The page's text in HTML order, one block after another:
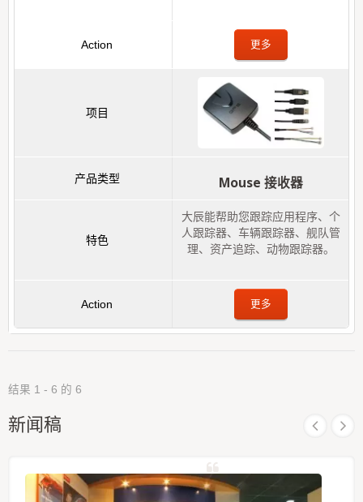
更多
Mouse 接收器
大辰能帮助您跟踪应用程序、个
人跟踪器、车辆跟踪器、舰队管
理、资产追踪、动物跟踪器。
更多
结果 1 - 6 的 6
新闻稿